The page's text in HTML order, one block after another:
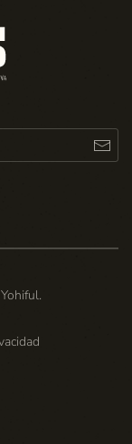
Yohiful.